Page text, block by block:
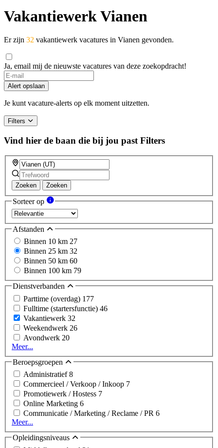
Vakantiewerk Vianen
Er zijn 32 vakantiewerk vacatures in Vianen gevonden.
Ja, email mij de nieuwste vacatures van deze zoekopdracht!
Alert opslaan
Je kunt vacature-alerts op elk moment uitzetten.
Filters
Vind hier de baan die bij jou past Filters
Zoeken Zoeken
Sorteer op
Afstanden
Binnen 10 km 27
Binnen 25 km 32
Binnen 50 km 60
Binnen 100 km 79
Dienstverbanden
Parttime (overdag) 177
Fulltime (startersfunctie) 46
Vakantiewerk 32
Weekendwerk 26
Avondwerk 20
Meer...
Beroepsgroepen
Administratief8
Commercieel / Verkoop / Inkoop 7
Promotiewerk / Hostess 7
Online Marketing 6
Communicatie / Marketing / Reclame / PR 6
Meer...
Opleidingsniveaus